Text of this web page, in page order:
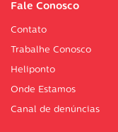
Fale Conosco
Contato
Trabalhe Conosco
Heliponto
Onde Estamos
Canal de denúncias